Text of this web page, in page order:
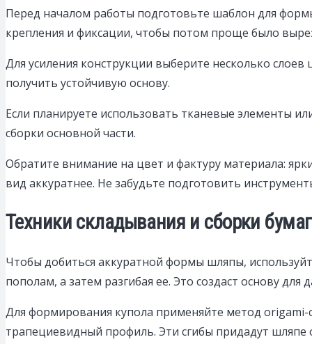
Перед началом работы подготовьте шаблон для
крепления и фиксации, чтобы потом проще было
Для усиления конструкции выберите несколько
получить устойчивую основу.
Если планируете использовать тканевые элементы
сборки основной части.
Обратите внимание на цвет и фактуру материала:
вид аккуратнее. Не забудьте подготовить
Техники складывания и сборки
Чтобы добиться аккуратной формы шляпы,
пополам, а затем разгибая ее. Это создаст основу
Для формирования купола применяйте метод origami-
трапециевидный профиль. Эти сгибы придадут шляпе